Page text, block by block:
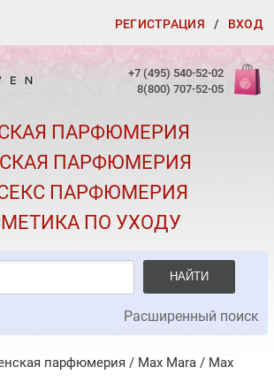
РЕГИСТРАЦИЯ / ВХОД
КАК ЗАКАЗАТЬ
СКИДКИ
КОНТАКТЫ
О КАЧЕСТВЕ
К ЗАКАЗАМ
+7 (495) 540-52-02
8(800) 707-52-05
ПАРФЮМЕРИЯ
ПАРФЮМЕРИЯ
ПАРФЮМЕРИЯ
ПО УХОДУ
НАЙТИ
Расширенный поиск
парфюмерия / Max Mara / Max